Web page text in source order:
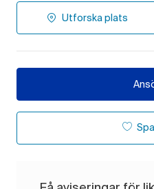
Utforska plats